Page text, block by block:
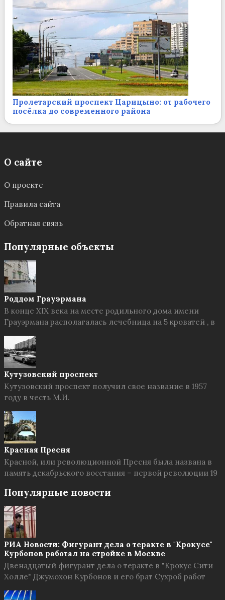
Пролетарский проспект Царицыно: от рабочего
посёлка до современного района
О сайте
О проекте
Правила сайта
Обратная связь
Популярные объекты
Роддом Грауэрмана
В конце XIX века на месте родильного дома имени
Грауэрмана располагалась лечебница на 5 кроватей , в
Кутузовский проспект
Кутузовский проспект получил свое название в 1957
году в честь М.И.
Красная Пресня
Красной, или революционной Пресня была названа в
память декабрьского восстания – первой революции 19
Популярные новости
РИА Новости: Фигурант дела о теракте в "Крокусе"
Курбонов работал на стройке в Москве
Двенадцатый фигурант дела о теракте в "Крокус Сити
Холле" Джумохон Курбонов и его брат Сухроб работ